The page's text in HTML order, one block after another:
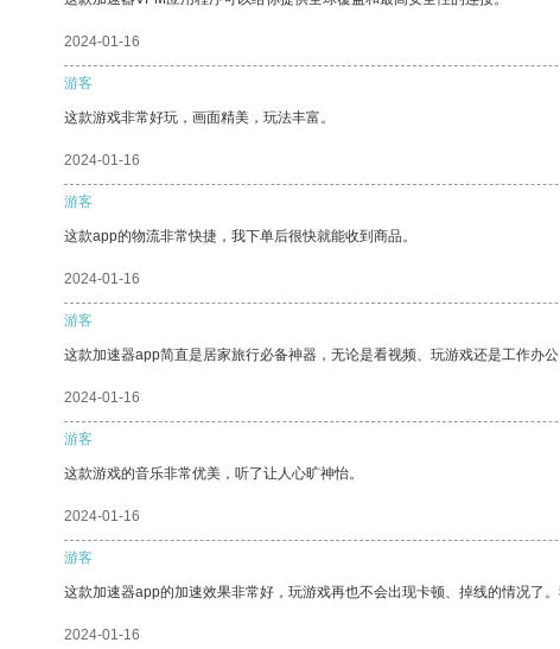
2024-01-16
游客
这款游戏非常好玩，画面精美，玩法丰富。
2024-01-16
游客
这款app的物流非常快捷，我下单后很快就能收到商品。
2024-01-16
游客
这款加速器app简直是居家旅行必备神器，无论是看视频、玩游戏还是工作办
2024-01-16
游客
这款游戏的音乐非常优美，听了让人心旷神怡。
2024-01-16
游客
这款加速器app的加速效果非常好，玩游戏再也不会出现卡顿、掉线的情况了
2024-01-16